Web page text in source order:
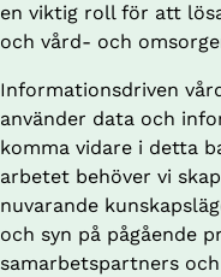
en viktig roll för att
och vård- och
Informationsdriven
använder data och
komma vidare i detta
arbetet behöver vi
nuvarande
och syn på pågående
samarbetspartners